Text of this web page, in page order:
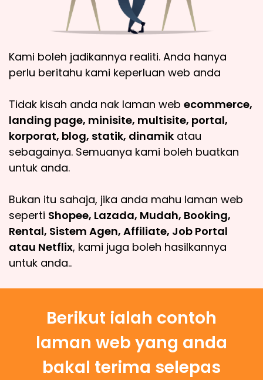
Kami boleh jadikannya realiti. Anda hanya
perlu beritahu kami keperluan web anda
Tidak kisah anda nak laman web ecommerce,
landing page, minisite, multisite, portal,
korporat, blog, statik, dinamik atau
sebagainya. Semuanya kami boleh buatkan
untuk anda.
Bukan itu sahaja, jika anda mahu laman web
seperti Shopee, Lazada, Mudah, Booking,
Rental, Sistem Agen, Affiliate, Job Portal
atau Netflix, kami juga boleh hasilkannya
untuk anda..
Berikut ialah contoh
laman web yang anda
bakal terima selepas